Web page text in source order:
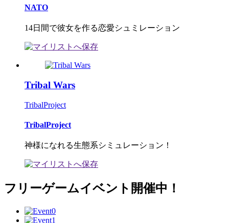
NATO
14日間で彼女を作る恋愛シュミレーション
Tribal Wars
TribalProject
TribalProject
神様になれる生態系シミュレーション！
フリーゲームイベント開催中！